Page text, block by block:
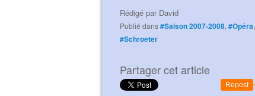
Rédigé par David
Publié dans#Saison 2007-2008, #Opéra,
#Schroeter
Partager cet article
Repost